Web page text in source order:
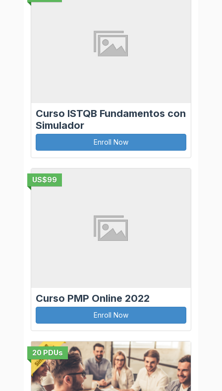
Curso ISTQB Fundamentos con
Simulador
Enroll Now
US$99
Curso PMP Online 2022
Enroll Now
20 PDUs